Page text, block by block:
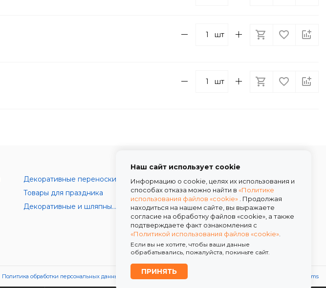
шт
шт
Декоративные переноски
Товары для праздника
Декоративные и шляпные коробки
Каталог товаров
О компании
Условия работы
Скидки
Доставка
Контакты
Политика обработки персональных данных Политика использования файлов «cookie» ALFA Systems
Наш сайт использует cookie
Информацию о cookie, целях их использования и
способах отказа можно найти в «Политике
использования файлов «cookie» . Продолжая
находиться на нашем сайте, вы выражаете
согласие на обработку файлов «cookie», а также
подтверждаете факт ознакомления с
«Политикой использования файлов «cookie»
Если вы не хотите, чтобы ваши данные
обрабатывались, пожалуйста, покиньте сайт.
ПРИНЯТЬ